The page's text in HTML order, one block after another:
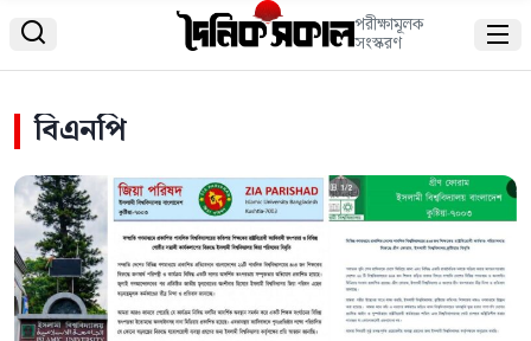
 পরীক্ষামূলক
সংস্করণ 
বিএনপি